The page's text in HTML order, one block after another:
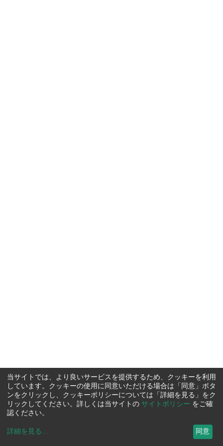
当サイトでは、より良いサービスを提供するため、クッキーを利用
しています。クッキーの使用に同意いただける場合は「同意」ボタ
ンをクリックし、クッキーポリシーについては「詳細を見る」をク
リックしてください。詳しくは当サイトの サイトポリシー をご確
認ください。
詳細を見る ... 同意